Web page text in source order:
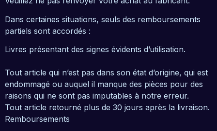
Dans certaines situations, seuls des remboursements
partiels sont accordés :
Livres présentant des signes évidents d’utilisation.
Tout article qui n’est pas dans son état d’origine, qui est
endommagé ou auquel il manque des pièces pour des
raisons qui ne sont pas imputables à notre erreur.
Tout article retourné plus de 30 jours après la livraison.
Remboursements